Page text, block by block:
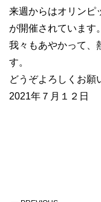
来週からはオリンピ
が開催されています。
我々もあやかって、
す。
どうぞよろしくお願
2021年７月１２日